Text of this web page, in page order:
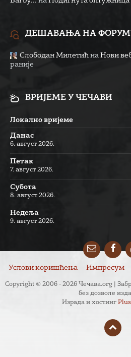
ДЕШАВАЊА НА
Слободан Милетић на Нови веб
раније
ВРИЈЕМЕ У ЧЕЧАВИ
Локално вријеме
Данас
6. август 2026.
Петак
7. август 2026.
Субота
8. август 2026.
Недеља
9. август 2026.
Email
Услови коришћења Импресум
Copyright © 2006 - 2026 Чечава.org |
без дозволе
Израда и хостинг